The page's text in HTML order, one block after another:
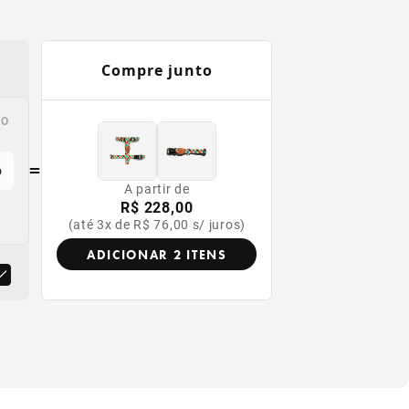
=
Compre junto
A partir de
R$ 228,00
(até 3x de R$ 76,00 s/ juros)
ADICIONAR 2 ITENS